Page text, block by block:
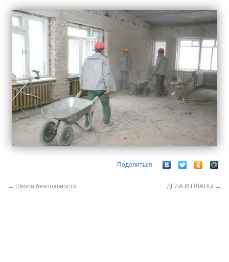
Поделиться
← Школа безопасности ДЕЛА И ПЛАНЫ →